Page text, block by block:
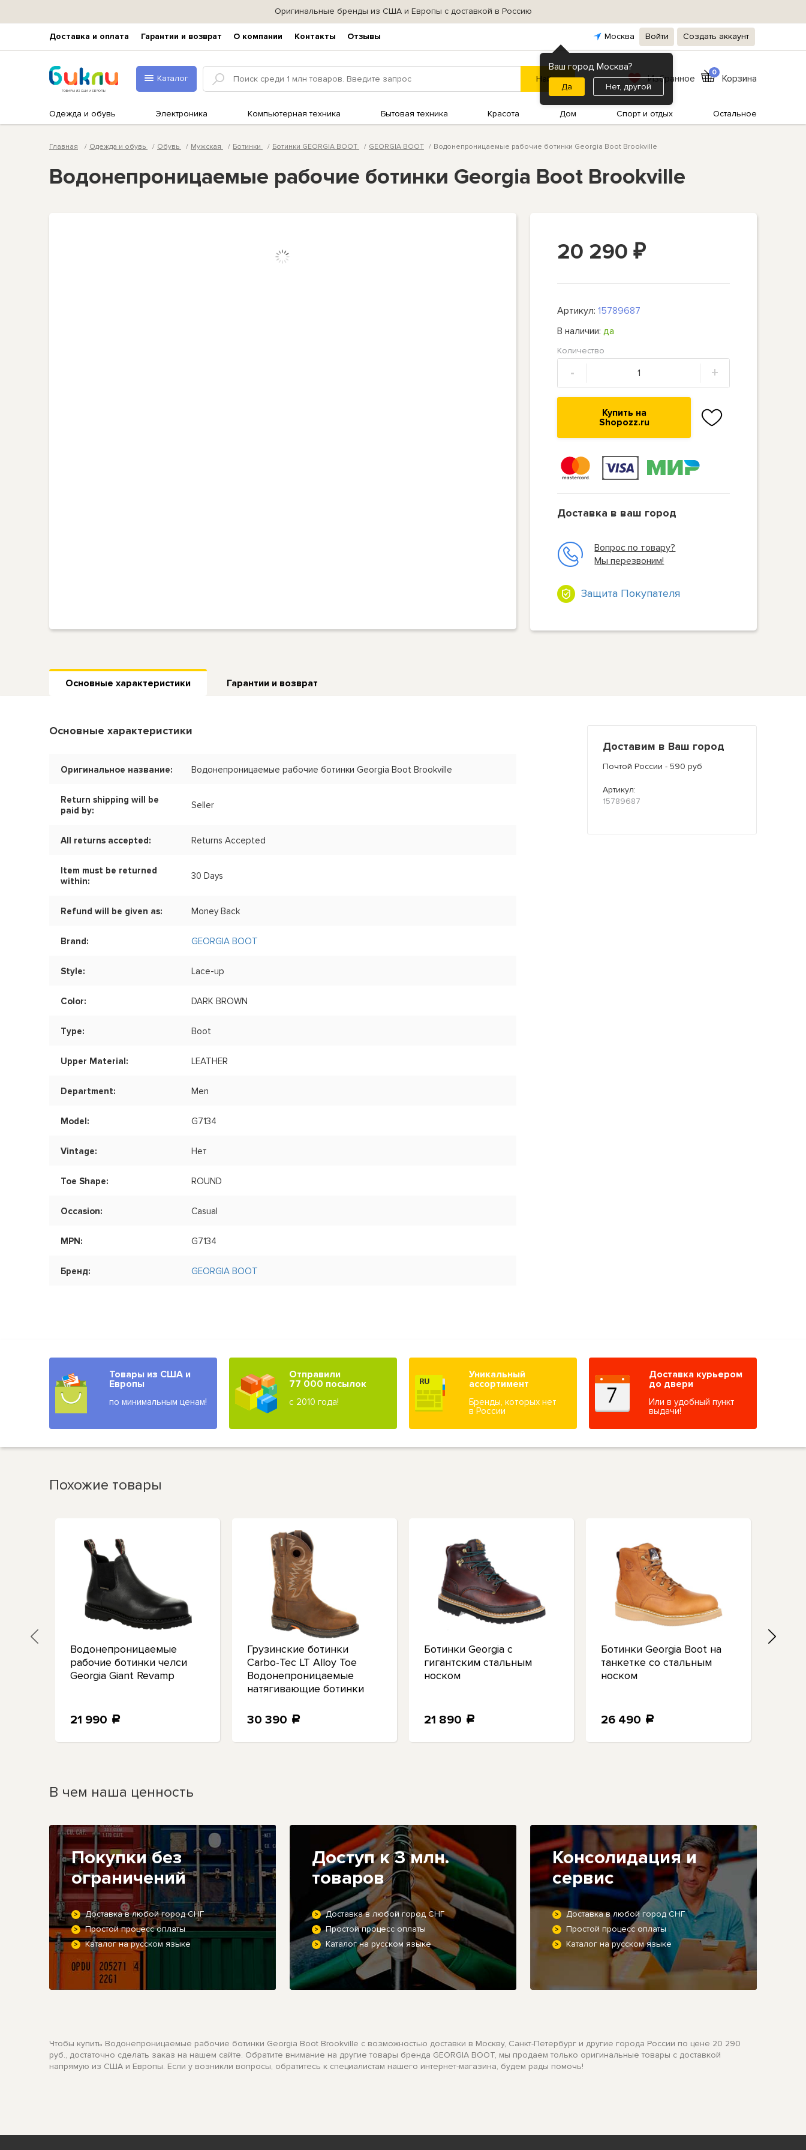
Оригинальные бренды из США и Европы с доставкой в Россию
Доставка и оплата Гарантии и возврат О компании Контакты Отзывы Москва
Ваш город Москва?
Нет, другой
Войти Создать аккаунт
Каталог Избранное
0
Корзина
Одежда и обувь Электроника Компьютерная техника Бытовая техника Красота Дом Спорт и отдых Остальное
Главная Одежда и обувь Обувь Мужская Ботинки Ботинки GEORGIA BOOT GEORGIA BOOT Водонепроницаемые рабочие ботинки Georgia Boot Brookville
Водонепроницаемые рабочие ботинки Georgia Boot Brookville
20 290₽
Артикул:15789687
В наличии:да
Количество
- +
Купить на
Shopozz.ru
Доставка в ваш город
Вопрос по товару?
Мы перезвоним!
Защита Покупателя
Основные характеристики Гарантии и возврат
Основные характеристики
Оригинальное название: Водонепроницаемые рабочие ботинки Georgia Boot Brookville
Return shipping will be
paid by:
Seller
All returns accepted: Returns Accepted
Item must be returned
within:
30 Days
Refund will be given as: Money Back
Brand: GEORGIA BOOT
Style: Lace-up
Color: DARK BROWN
Type: Boot
Upper Material: LEATHER
Department: Men
Model: G7134
Vintage: Нет
Toe Shape: ROUND
Occasion: Casual
MPN: G7134
Бренд: GEORGIA BOOT
Доставим в Ваш город
Почтой России - 590 руб
Артикул:
15789687
Товары из США и
Европы
по минимальным ценам!
Отправили
77 000 посылок
с 2010 года!
Уникальный
ассортимент
Бренды, которых нет
в России
Доставка курьером
до двери
Или в удобный пункт
выдачи!
Похожие товары
Водонепроницаемые
рабочие ботинки челси
Georgia Giant Revamp
21 990 a
Грузинские ботинки
Carbo-Tec LT Alloy Toe
Водонепроницаемые
натягивающие ботинки
30 390 a
Ботинки Georgia с
гигантским стальным
носком
21 890 a
Ботинки Georgia Boot на
танкетке со стальным
носком
26 490 a
В чем наша ценность
Покупки без
ограничений
Доставка в любой город СНГ
Простой процесс оплаты
Каталог на русском языке
Доступ к 3 млн.
товаров
Доставка в любой город СНГ
Простой процесс оплаты
Каталог на русском языке
Консолидация и
сервис
Доставка в любой город СНГ
Простой процесс оплаты
Каталог на русском языке
Чтобы купить Водонепроницаемые рабочие ботинки Georgia Boot Brookville с возможностью доставки в Москву, Санкт-Петербург и другие города России по цене 20 290
руб., достаточно сделать заказ на нашем сайте. Обратите внимание на другие товары бренда GEORGIA BOOT, мы продаем только оригинальные товары с доставкой
напрямую из США и Европы. Если у возникли вопросы, обратитесь к специалистам нашего интернет-магазина, будем рады помочь!